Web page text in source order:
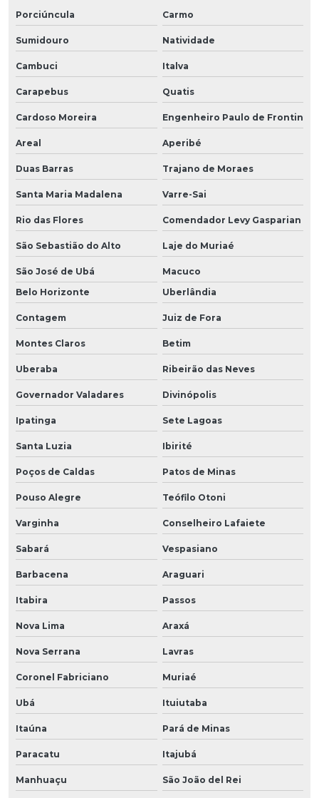
Porciúncula Carmo
Sumidouro Natividade
Cambuci Italva
Carapebus Quatis
Cardoso Moreira Engenheiro Paulo de Frontin
Areal Aperibé
Duas Barras Trajano de Moraes
Santa Maria Madalena Varre-Sai
Rio das Flores Comendador Levy Gasparian
São Sebastião do Alto Laje do Muriaé
São José de Ubá
Macuco
Belo Horizonte
Uberlândia
Contagem Juiz de Fora
Montes Claros Betim
Uberaba Ribeirão das Neves
Governador Valadares Divinópolis
Ipatinga Sete Lagoas
Santa Luzia Ibirité
Poços de Caldas Patos de Minas
Pouso Alegre Teófilo Otoni
Varginha Conselheiro Lafaiete
Sabará Vespasiano
Barbacena Araguari
Itabira Passos
Nova Lima Araxá
Nova Serrana Lavras
Coronel Fabriciano Muriaé
Ubá Ituiutaba
Itaúna Pará de Minas
Paracatu Itajubá
Manhuaçu São João del Rei